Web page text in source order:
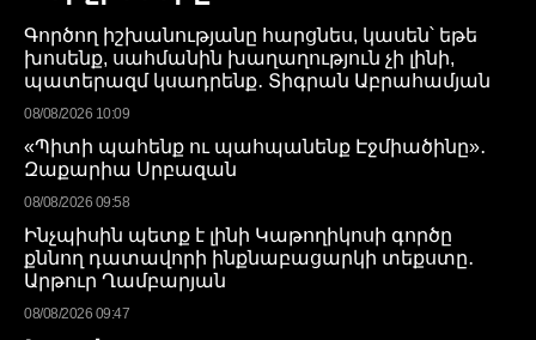
Գործող իշխանությանը հարցնես, կասեն՝ եթե
խոսենք, սահմանին խաղաղություն չի լինի,
պատերազմ կսադրենք․ Տիգրան Աբրահամյան
08/08/2026 10:09
«Պիտի պահենք ու պահպանենք Էջմիածինը»․
Զաքարիա Սրբազան
08/08/2026 09:58
Ինչպիսին պետք է լինի Կաթողիկոսի գործը
քննող դատավորի ինքնաբացարկի տեքստը․
Արթուր Ղամբարյան
08/08/2026 09:47